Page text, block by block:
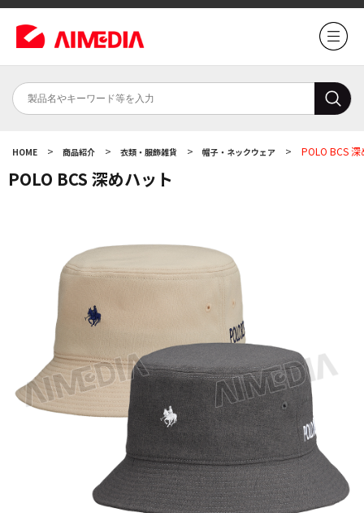
HOME > 商品紹介 > 衣類・服飾雑貨 > 帽子・ネックウェア > POLO BCS
POLO BCS 深めハット